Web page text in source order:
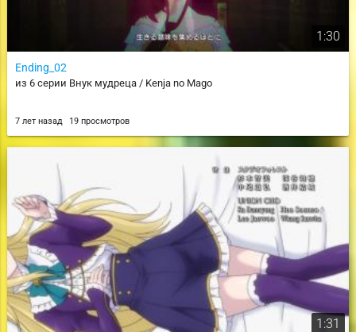
1:30
Ending_02
из 6 серии Внук мудреца / Kenja no Mago
7 лет назад 19 просмотров
1:31